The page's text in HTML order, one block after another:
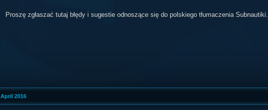
Proszę zgłaszać tutaj błędy i sugestie odnoszące się do polskiego tłumaczenia Subnautiki.
April 2016